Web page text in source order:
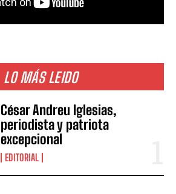
LO MÁS LEIDO
César Andreu Iglesias,
periodista y patriota
excepcional
EDITORIAL